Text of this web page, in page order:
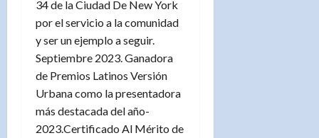
34 de la Ciudad De New York
por el servicio a la comunidad
y ser un ejemplo a seguir.
Septiembre 2023. Ganadora
de Premios Latinos Versión
Urbana como la presentadora
más destacada del año-
2023.Certificado Al Mérito de